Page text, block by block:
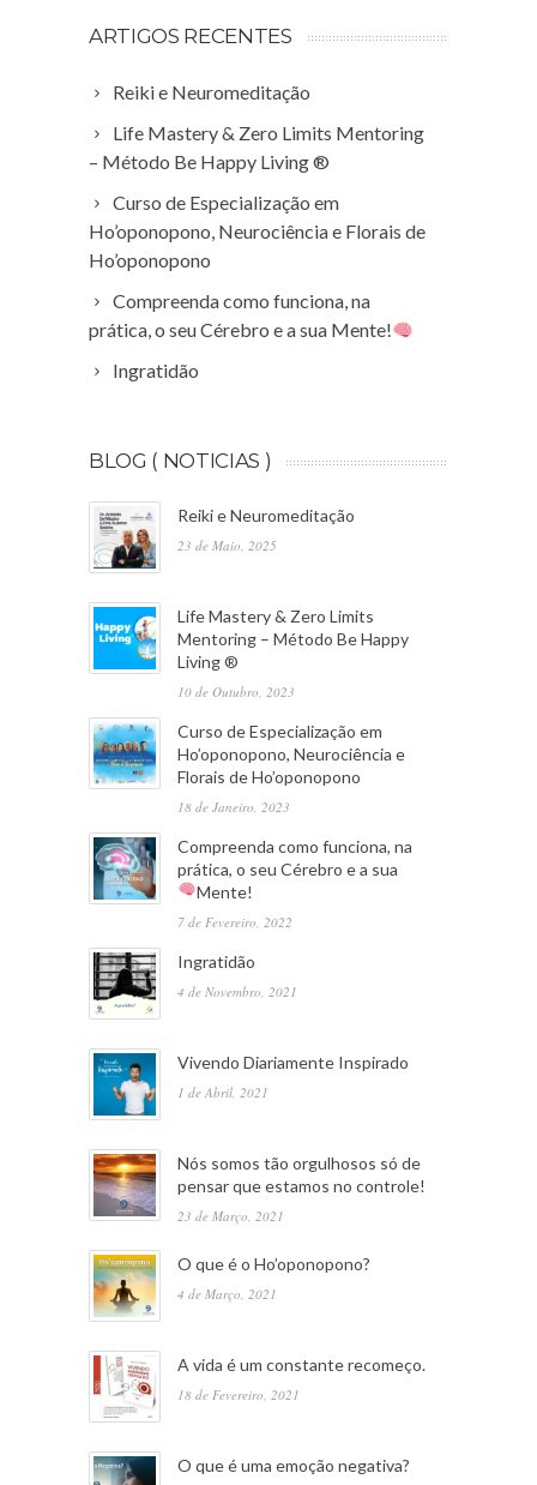
ARTIGOS RECENTES
Reiki e Neuromeditação
Life Mastery & Zero Limits Mentoring
– Método Be Happy Living ®
Curso de Especialização em
Ho’oponopono, Neurociência e Florais de
Ho’oponopono
Compreenda como funciona, na
prática, o seu Cérebro e a sua Mente!
Ingratidão
BLOG ( NOTICIAS )
Reiki e Neuromeditação
23 de Maio, 2025
Life Mastery & Zero Limits
Mentoring – Método Be Happy
Living ®
10 de Outubro, 2023
Curso de Especialização em
Ho’oponopono, Neurociência e
Florais de Ho’oponopono
18 de Janeiro, 2023
Compreenda como funciona, na
prática, o seu Cérebro e a sua
Mente!
7 de Fevereiro, 2022
Ingratidão
4 de Novembro, 2021
Vivendo Diariamente Inspirado
1 de Abril, 2021
Nós somos tão orgulhosos só de
pensar que estamos no controle!
23 de Março, 2021
O que é o Ho’oponopono?
4 de Março, 2021
A vida é um constante recomeço.
18 de Fevereiro, 2021
O que é uma emoção negativa?